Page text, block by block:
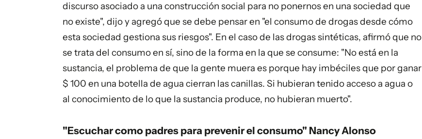
discurso asociado a una construcción social para no ponernos en una sociedad que
no existe", dijo y agregó que se debe pensar en "el consumo de drogas desde cómo
esta sociedad gestiona sus riesgos". En el caso de las drogas sintéticas, afirmó que no
se trata del consumo en sí, sino de la forma en la que se consume: "No está en la
sustancia, el problema de que la gente muera es porque hay imbéciles que por ganar
$ 100 en una botella de agua cierran las canillas. Si hubieran tenido acceso a agua o
al conocimiento de lo que la sustancia produce, no hubieran muerto".
"Escuchar como padres para prevenir el consumo" Nancy Alonso